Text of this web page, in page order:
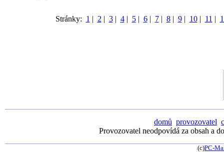
Stránky: 1 | 2 | 3| 4| 5| 6| 7| 8| 9| 10| 11 |
domů provozovatel
Provozovatel neodpovídá za obsah a
(c)PC-